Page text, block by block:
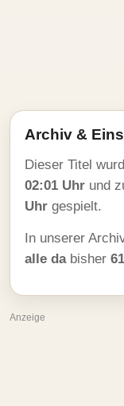
Archiv &
Dieser Titel
02:01 Uhr und
Uhr gespielt.
In unserer
alle dabisher
Anzeige